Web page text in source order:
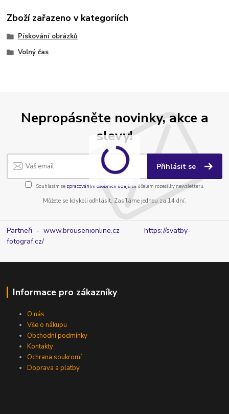
Zboží zařazeno v kategoriích
Pískování obrázků
Volný čas
Nepropásněte novinky, akce a
slevy!
Přihlásit se
Souhlasím se zpracováním osobních údajůza účelem rozesílky newsletteru.
Můžete se kdykoli odhlásit. Zasíláme jednou za 14 dní.
Partneři - www.brousenionline.czhttps://svatby-
fotograf.cz/
Informace pro zákazníky
O nás
Vše o nákupu
Obchodní podmínky
Kontakty
Ochrana soukromí
Doprava a platby